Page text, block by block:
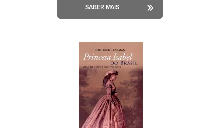
SABER MAIS